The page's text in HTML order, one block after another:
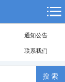
通知公告
联系我们